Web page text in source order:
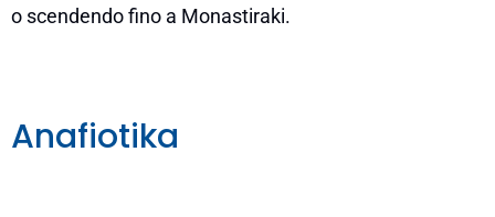
o scendendo fino a Monastiraki.
Anafiotika